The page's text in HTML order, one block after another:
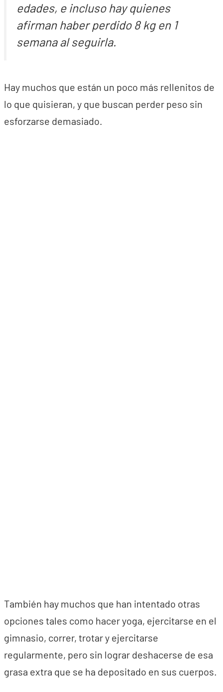
edades, e incluso hay quienes
afirman haber perdido 8 kg en 1
semana al seguirla.
Hay muchos que están un poco más rellenitos de
lo que quisieran, y que buscan perder peso sin
esforzarse demasiado.
También hay muchos que han intentado otras
opciones tales como hacer yoga, ejercitarse en el
gimnasio, correr, trotar y ejercitarse
regularmente, pero sin lograr deshacerse de esa
grasa extra que se ha depositado en sus cuerpos.